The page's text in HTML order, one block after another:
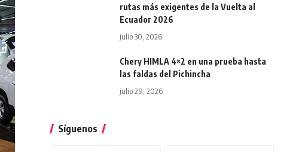
rutas más exigentes de la Vuelta al
Ecuador 2026
julio 30, 2026
Chery HIMLA 4×2 en una prueba hasta
las faldas del Pichincha
julio 29, 2026
Síguenos